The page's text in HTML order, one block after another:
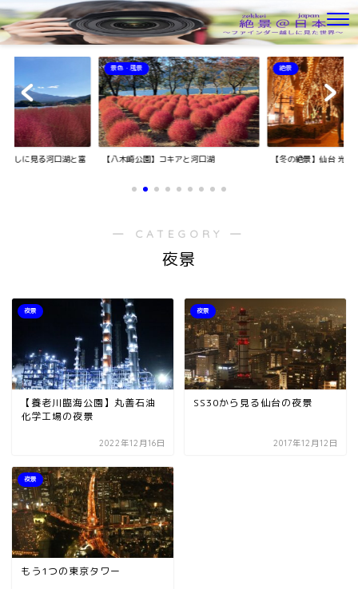
越しに見る河口湖と富
景色・風景
【八木崎公園】コキアと河口湖
絶景
【冬の絶景】仙台 光の
― CATEGORY ―
夜景
夜景
【養老川臨海公園】丸善石油
化学工場の夜景
2022年12月16日
夜景
SS30から見る仙台の夜景
2017年12月12日
夜景
もう1つの東京タワー